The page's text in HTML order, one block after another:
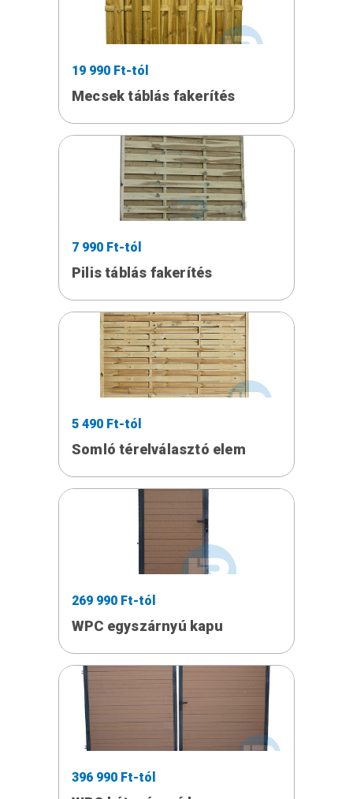
19 990 Ft-tól
Mecsek táblás fakerítés
7 990 Ft-tól
Pilis táblás fakerítés
5 490 Ft-tól
Somló térelválasztó elem
269 990 Ft-tól
WPC egyszárnyú kapu
396 990 Ft-tól